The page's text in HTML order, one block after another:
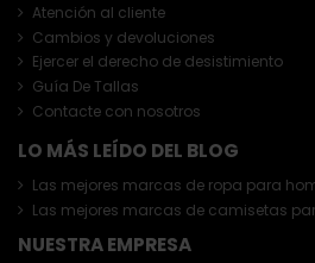
Atención al cliente
Cambios y devoluciones
Ejercer el derecho de desistimiento
Guía De Tallas
Contacte con nosotros
LO MÁS LEÍDO DEL BLOG
Las mejores marcas de ropa para
Las mejores marcas de camisetas
NUESTRA EMPRESA